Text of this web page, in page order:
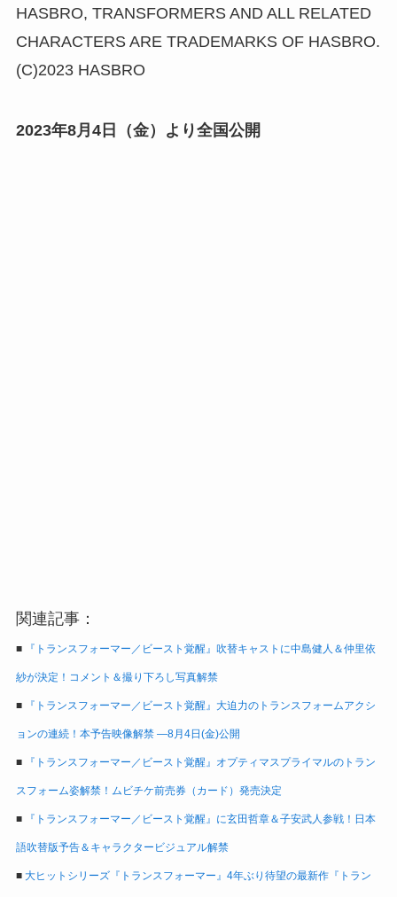
HASBRO, TRANSFORMERS AND ALL RELATED
CHARACTERS ARE TRADEMARKS OF HASBRO.
(C)2023 HASBRO
2023年8月4日（金）より全国公開
関連記事：
■ 『トランスフォーマー／ビースト覚醒』吹替キャストに中島健人＆仲里依
紗が決定！コメント＆撮り下ろし写真解禁
■ 『トランスフォーマー／ビースト覚醒』大迫力のトランスフォームアクシ
ョンの連続！本予告映像解禁 ―8月4日(金)公開
■ 『トランスフォーマー／ビースト覚醒』オプティマスプライマルのトラン
スフォーム姿解禁！ムビチケ前売券（カード）発売決定
■ 『トランスフォーマー／ビースト覚醒』に玄田哲章＆子安武人参戦！日本
語吹替版予告＆キャラクタービジュアル解禁
■ 大ヒットシリーズ『トランスフォーマー』4年ぶり待望の最新作『トラン